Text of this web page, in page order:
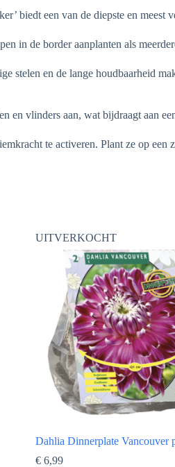
biedt een van de diepste en meest
in de border aanplanten als
stelen en de lange houdbaarheid
en vlinders aan, wat bijdraagt aan
te activeren. Plant ze op een
UITVERKOCHT
Dahlia Dinnerplate Vancouver
€6,99